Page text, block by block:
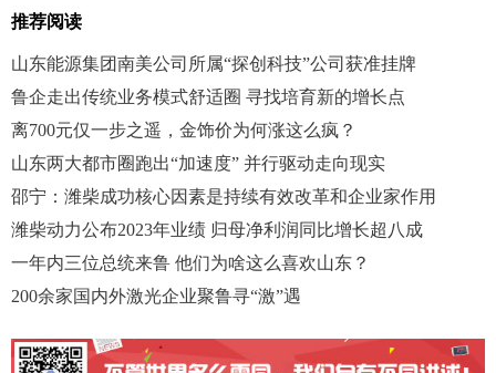
推荐阅读
山东能源集团南美公司所属“探创科技”公司获准挂牌
鲁企走出传统业务模式舒适圈 寻找培育新的增长点
离700元仅一步之遥，金饰价为何涨这么疯？
山东两大都市圈跑出“加速度” 并行驱动走向现实
邵宁：潍柴成功核心因素是持续有效改革和企业家作用
潍柴动力公布2023年业绩 归母净利润同比增长超八成
一年内三位总统来鲁 他们为啥这么喜欢山东？
200余家国内外激光企业聚鲁寻“激”遇